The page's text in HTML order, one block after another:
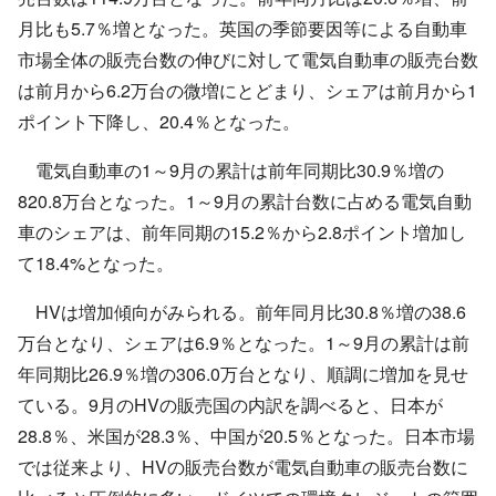
月比も5.7％増となった。英国の季節要因等による自動車
市場全体の販売台数の伸びに対して電気自動車の販売台数
は前月から6.2万台の微増にとどまり、シェアは前月から1
ポイント下降し、20.4％となった。
電気自動車の1～9月の累計は前年同期比30.9％増の
820.8万台となった。1～9月の累計台数に占める電気自動
車のシェアは、前年同期の15.2％から2.8ポイント増加し
て18.4%となった。
HVは増加傾向がみられる。前年同月比30.8％増の38.6
万台となり、シェアは6.9％となった。1～9月の累計は前
年同期比26.9％増の306.0万台となり、順調に増加を見せ
ている。9月のHVの販売国の内訳を調べると、日本が
28.8％、米国が28.3％、中国が20.5％となった。日本市場
では従来より、HVの販売台数が電気自動車の販売台数に